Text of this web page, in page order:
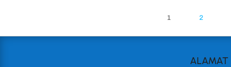
1 2
ALAMAT